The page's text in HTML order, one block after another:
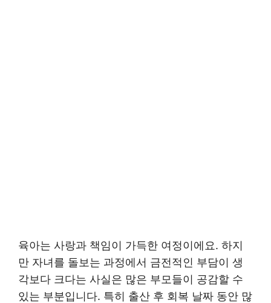
육아는 사랑과 책임이 가득한 여정이에요. 하지
만 자녀를 돌보는 과정에서 금전적인 부담이 생
각보다 크다는 사실은 많은 부모들이 공감할 수
있는 부분입니다. 특히 출산 후 회복 날짜 동안 많